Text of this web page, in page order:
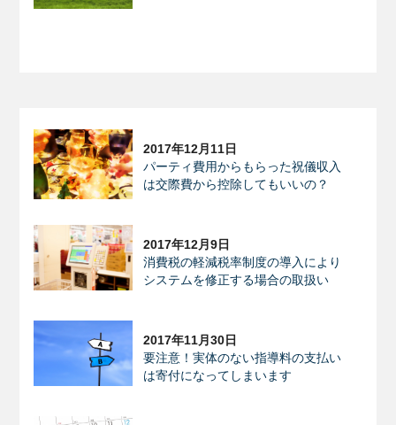
2017年12月11日
パーティ費用からもらった祝儀収入
は交際費から控除してもいいの？
2017年12月9日
消費税の軽減税率制度の導入により
システムを修正する場合の取扱い
2017年11月30日
要注意！実体のない指導料の支払い
は寄付になってしまいます